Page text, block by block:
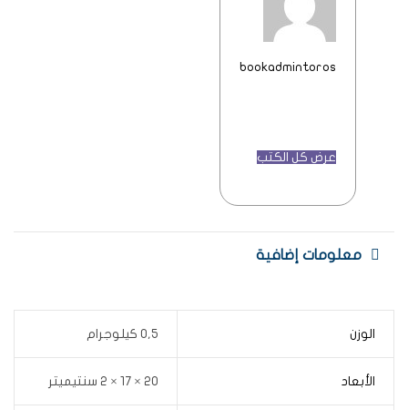
bookadmintoros
عرض كل الكتب
معلومات إضافية
الوزن 0,5 كيلوجرام
الأبعاد 20 × 17 × 2 سنتيميتر